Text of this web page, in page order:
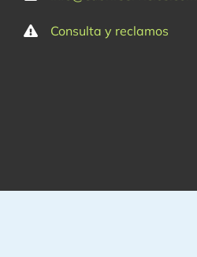
Consulta y reclamos